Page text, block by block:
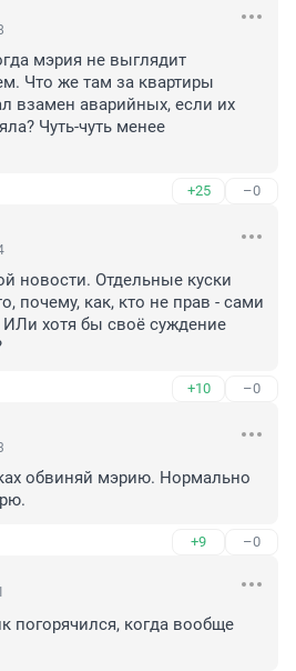
мэрия не выглядит
Что же там за квартиры
взамен аварийных, если их
Чуть-чуть менее
+25 –0
новости. Отдельные куски
почему, как, кто не прав - сами
ИЛи хотя бы своё суждение
+10 –0
обвиняй мэрию. Нормально
+9 –0
погорячился, когда вообще